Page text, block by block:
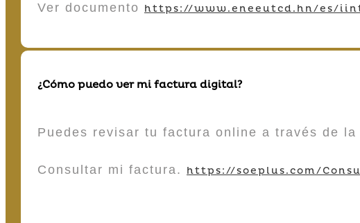
Ver documento https://www.eneeutcd.hn/es/
¿Cómo puedo ver mi factura digital?
Puedes revisar tu factura online a través de
Consultar mi factura. https://soeplus.com/